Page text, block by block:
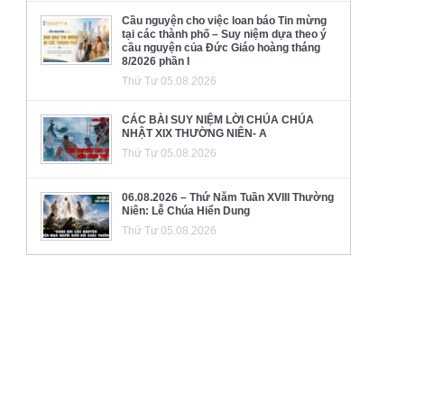
Cầu nguyện cho việc loan báo Tin mừng
tại các thành phố – Suy niệm dựa theo ý
cầu nguyện của Đức Giáo hoàng tháng
8/2026 phần I
Thứ Tư 05.08.2026
CÁC BÀI SUY NIỆM LỜI CHÚA CHÚA
NHẬT XIX THƯỜNG NIÊN- A
Thứ Tư 05.08.2026
06.08.2026 – Thứ Năm Tuần XVIII Thường
Niên: Lễ Chúa Hiển Dung
Thứ Tư 05.08.2026